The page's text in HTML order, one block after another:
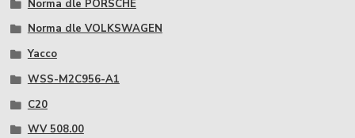
Norma dle PORSCHE
Norma dle VOLKSWAGEN
Yacco
WSS-M2C956-A1
C20
WV 508.00